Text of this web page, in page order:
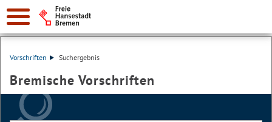
Vorschriften Suchergebnis
Bremische Vorschriften